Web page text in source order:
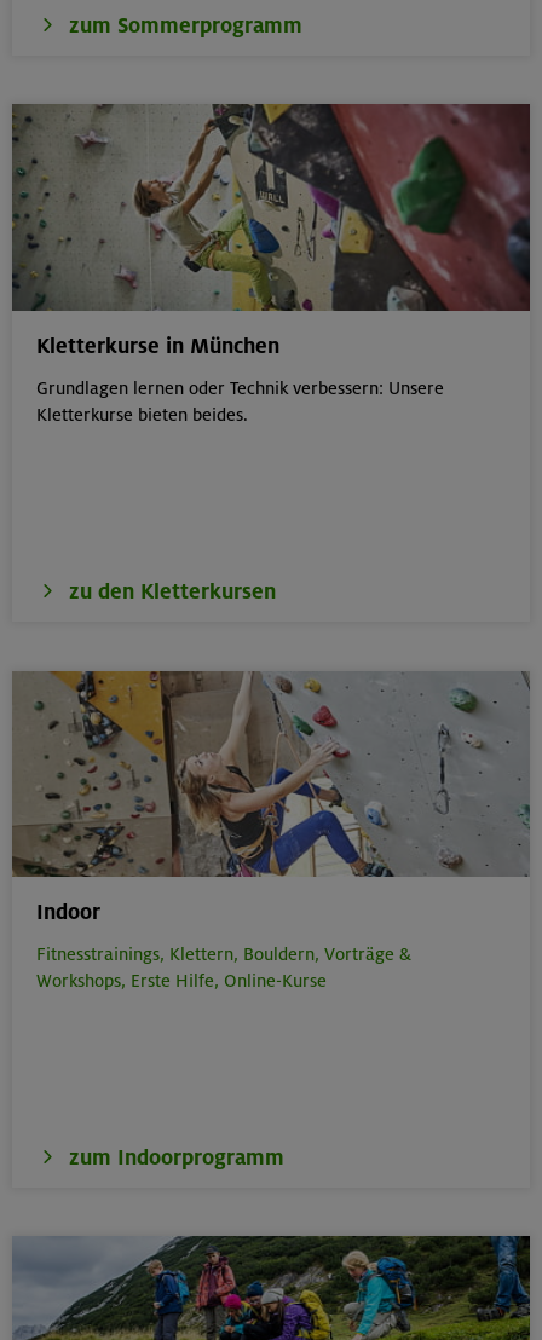
zum Sommerprogramm
Kletterkurse in München
Grundlagen lernen oder Technik verbessern: Unsere
Kletterkurse bieten beides.
zu den Kletterkursen
Indoor
Fitnesstrainings, Klettern, Bouldern, Vorträge &
Workshops, Erste Hilfe, Online-Kurse
zum Indoorprogramm